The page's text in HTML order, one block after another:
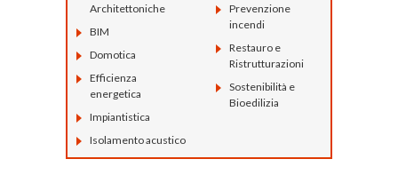
Architettoniche
BIM
Domotica
Efficienza
energetica
Impiantistica
Isolamento acustico
Prevenzione
incendi
Restauro e
Ristrutturazioni
Sostenibilità e
Bioedilizia